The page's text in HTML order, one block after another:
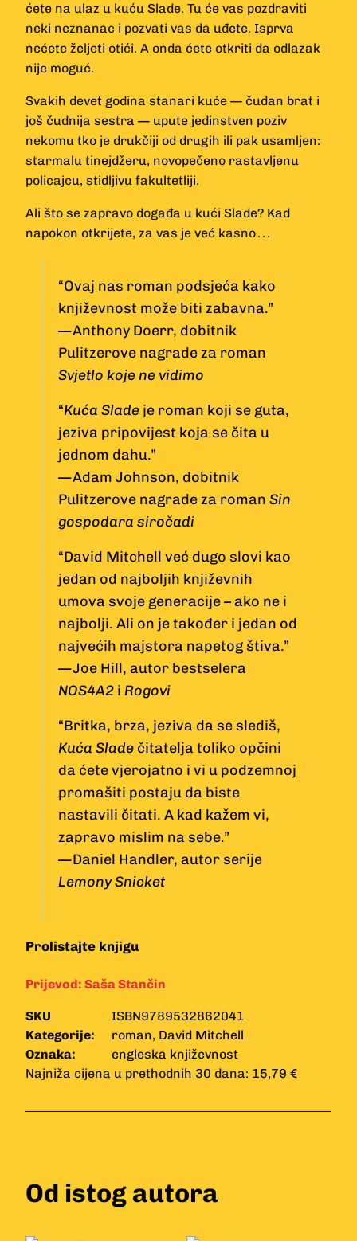
ćete na ulaz u kuću Slade. Tu će vas pozdraviti
neki neznanac i pozvati vas da uđete. Isprva
nećete željeti otići. A onda ćete otkriti da odlazak
nije moguć.
Svakih devet godina stanari kuće — čudan brat i
još čudnija sestra — upute jedinstven poziv
nekomu tko je drukčiji od drugih ili pak usamljen:
starmalu tinejdžeru, novopečeno rastavljenu
policajcu, stidljivu fakultetliji.
Ali što se zapravo događa u kući Slade? Kad
napokon otkrijete, za vas je već kasno . . .
“Ovaj nas roman podsjeća kako
književnost može biti zabavna.”
— Anthony Doerr, dobitnik
Pulitzerove nagrade za roman
Svjetlo koje ne vidimo
“Kuća Slade je roman koji se guta,
jeziva pripovijest koja se čita u
jednom dahu.”
— Adam Johnson, dobitnik
Pulitzerove nagrade za roman Sin
gospodara siročadi
“David Mitchell već dugo slovi kao
jedan od najboljih književnih
umova svoje generacije – ako ne i
najbolji. Ali on je također i jedan od
najvećih majstora napetog štiva.”
— Joe Hill, autor bestselera
NOS4A2 i Rogovi
“Britka, brza, jeziva da se slediš,
Kuća Slade čitatelja toliko opčini
da ćete vjerojatno i vi u podzemnoj
promašiti postaju da biste
nastavili čitati. A kad kažem vi,
zapravo mislim na sebe.”
— Daniel Handler, autor serije
Lemony Snicket
Prolistajte knjigu
Prijevod: Saša Stančin
SKU
ISBN9789532862041
Kategorije:
roman, David Mitchell
Oznaka:
engleska književnost
Najniža cijena u prethodnih 30 dana: 15,79 €
Od istog autora